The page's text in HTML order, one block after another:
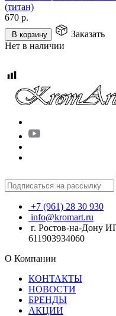
(титан)
670 р.
В корзину
Заказать
Нет в наличии
+7 (961) 28 30 930
info@kromart.ru
г. Ростов-на-Дону
611903934060
О Компании
КОНТАКТЫ
НОВОСТИ
БРЕНДЫ
АКЦИИ